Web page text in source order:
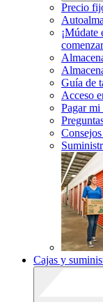
Precio
¡Múdate
comenzar
Guía de
Acceso
Pagar mi
Cajas y